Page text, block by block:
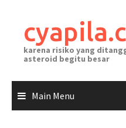
content
karena risiko yang
asteroid begitu besar
Main Menu